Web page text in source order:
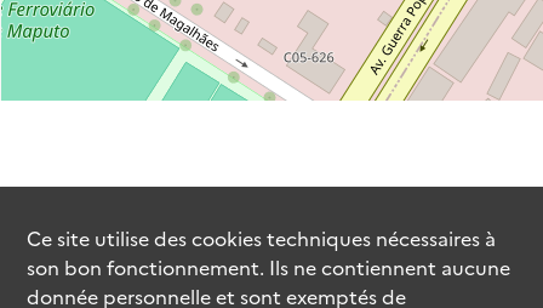
Ce site utilise descookiestechniques nécessaires à
son bon fonctionnement. Ils ne contiennent aucune
donnée personnelle et sont exemptés de